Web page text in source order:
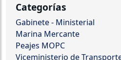
Categorías
Gabinete - Ministerial
Marina Mercante
Peajes MOPC
Viceministerio de